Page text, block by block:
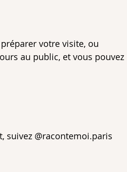
votre visite, ou
au public, et vous pouvez
suivez @racontemoi.paris